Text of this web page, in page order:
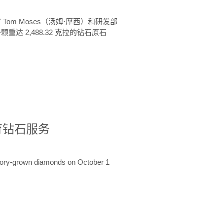
Moses（汤姆·摩西）和研发部
重达 2,488.32 克拉的钻石原石
钻石服务
grown diamonds on October 1